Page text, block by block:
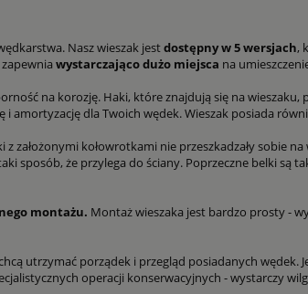
Nasz wieszak jestdostępny w 5 wersjach,
wystarczająco dużo miejsca na
na korozję. Haki, które znajdują się na wieszaku,
amortyzację dla Twoich wędek. Wieszak posiada
założonymi kołowrotkami nie przeszkadzały sobie
sposób, że przylega do ściany. Poprzeczne belki są
montażu. Montaż wieszaka jest bardzo prosty -
utrzymać porządek i przegląd posiadanych wędek.
operacji konserwacyjnych - wystarczy